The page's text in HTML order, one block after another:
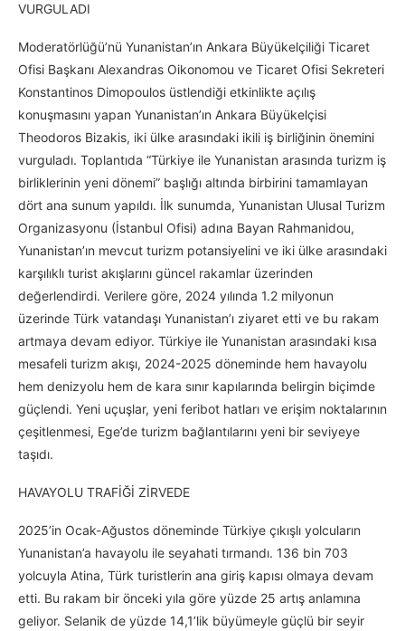
VURGULADI
Moderatörlüğü’nü Yunanistan’ın Ankara Büyükelçiliği Ticaret
Ofisi Başkanı Alexandras Oikonomou ve Ticaret Ofisi Sekreteri
Konstantinos Dimopoulos üstlendiği etkinlikte açılış
konuşmasını yapan Yunanistan’ın Ankara Büyükelçisi
Theodoros Bizakis, iki ülke arasındaki ikili iş birliğinin önemini
vurguladı. Toplantıda “Türkiye ile Yunanistan arasında turizm iş
birliklerinin yeni dönemi” başlığı altında birbirini tamamlayan
dört ana sunum yapıldı. İlk sunumda, Yunanistan Ulusal Turizm
Organizasyonu (İstanbul Ofisi) adına Bayan Rahmanidou,
Yunanistan’ın mevcut turizm potansiyelini ve iki ülke arasındaki
karşılıklı turist akışlarını güncel rakamlar üzerinden
değerlendirdi. Verilere göre, 2024 yılında 1.2 milyonun
üzerinde Türk vatandaşı Yunanistan’ı ziyaret etti ve bu rakam
artmaya devam ediyor. Türkiye ile Yunanistan arasındaki kısa
mesafeli turizm akışı, 2024-2025 döneminde hem havayolu
hem denizyolu hem de kara sınır kapılarında belirgin biçimde
güçlendi. Yeni uçuşlar, yeni feribot hatları ve erişim noktalarının
çeşitlenmesi, Ege’de turizm bağlantılarını yeni bir seviyeye
taşıdı.
HAVAYOLU TRAFİĞİ ZİRVEDE
2025’in Ocak-Ağustos döneminde Türkiye çıkışlı yolcuların
Yunanistan’a havayolu ile seyahati tırmandı. 136 bin 703
yolcuyla Atina, Türk turistlerin ana giriş kapısı olmaya devam
etti. Bu rakam bir önceki yıla göre yüzde 25 artış anlamına
geliyor. Selanik de yüzde 14,1’lik büyümeyle güçlü bir seyir